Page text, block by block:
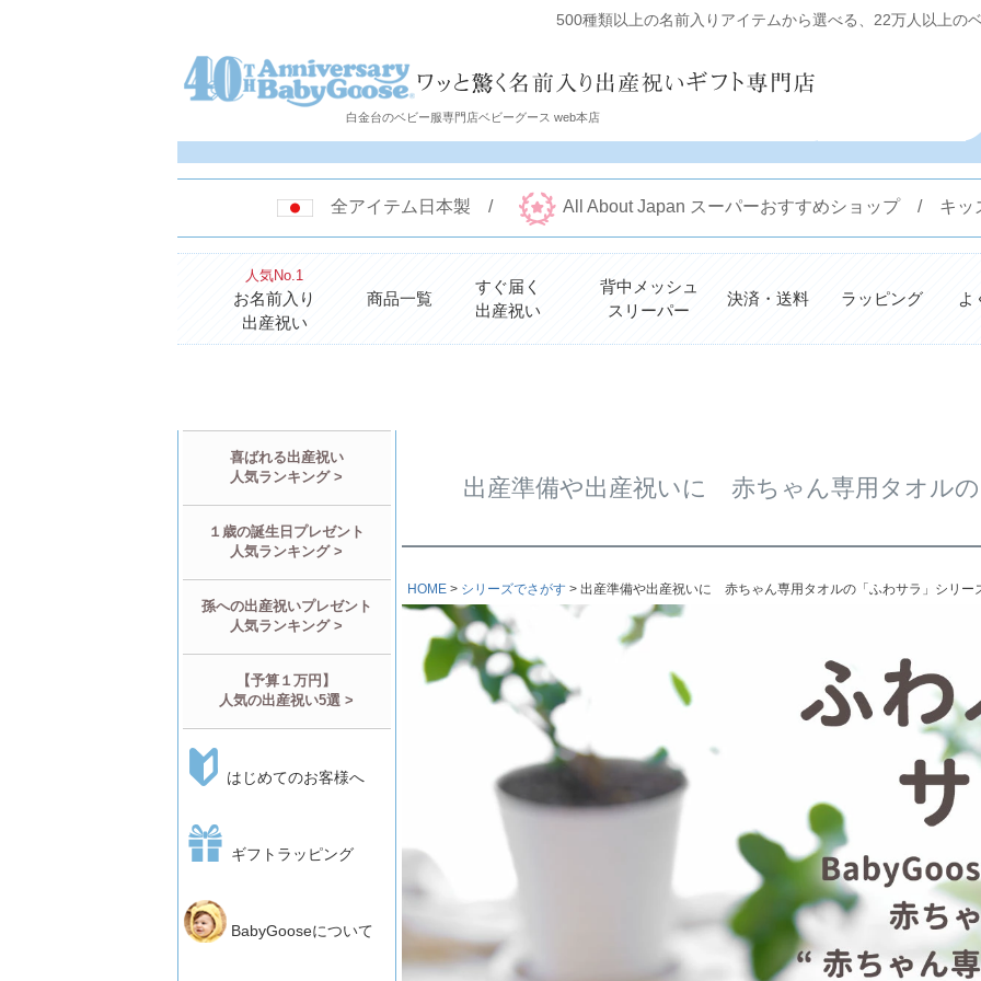
500種類以上の名前入りアイテムから選べる、22万人以上の
白金台のベビー服専門店ベビーグース web本店
全アイテム日本製 / All About Japan スーパーおすすめショップ / キ
人気No.1
お名前入り
出産祝い
商品一覧
すぐ届く
出産祝い
背中メッシュ
スリーパー
決済・送料 ラッピング よ
喜ばれる出産祝い
人気ランキング >
１歳の誕生日プレゼント
人気ランキング >
孫への出産祝いプレゼント
人気ランキング >
【予算１万円】
人気の出産祝い5選 >
はじめてのお客様へ
ギフトラッピング
BabyGooseについて
出産準備や出産祝いに 赤ちゃん専用タオル
HOME シリーズでさがす 出産準備や出産祝いに 赤ちゃん専用タオルの「ふわサラ」シリー